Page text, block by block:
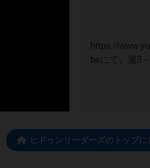
https://
beにて、週3
ヒドゥンリーダーズのトップに